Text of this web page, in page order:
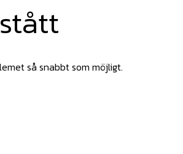
så snabbt som möjligt.